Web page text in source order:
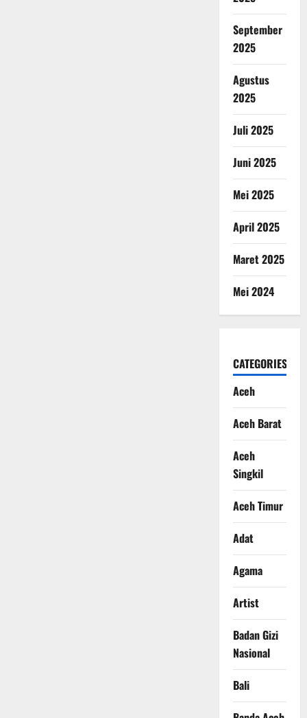
September
2025
Agustus
2025
Juli 2025
Juni 2025
Mei 2025
April 2025
Maret 2025
Mei 2024
CATEGORIES
Aceh
Aceh Barat
Aceh
Singkil
Aceh Timur
Adat
Agama
Artist
Badan Gizi
Nasional
Bali